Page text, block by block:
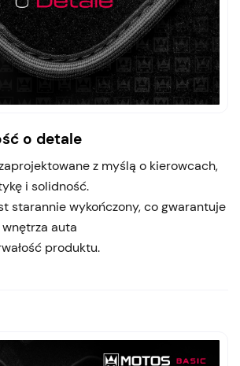
o detale
z myślą o kierowcach,
i solidność.
starannie wykończony, co gwarantuje
auta
produktu.